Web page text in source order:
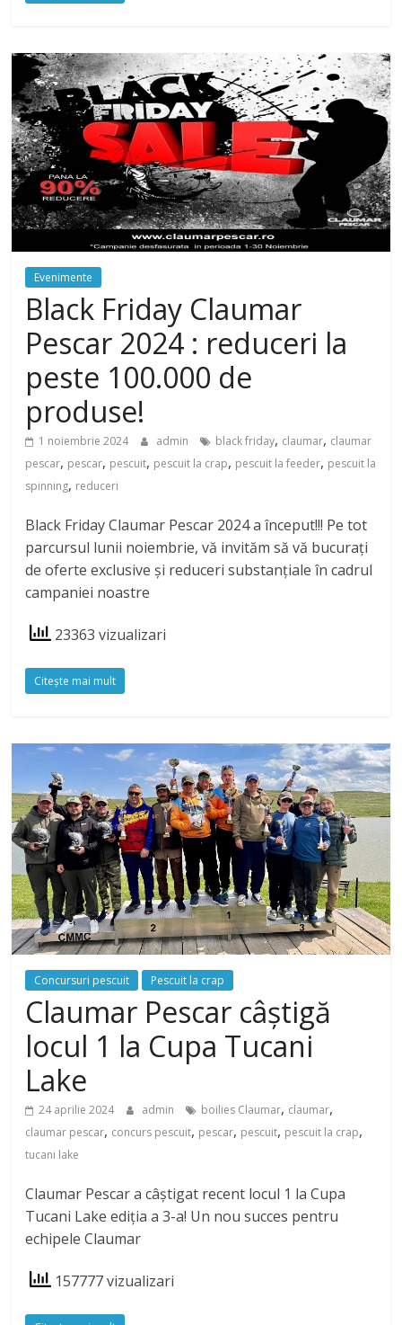
Evenimente
Black Friday Claumar
Pescar 2024 : reduceri la
peste 100.000 de
produse!
1 noiembrie 2024 admin black friday, claumar, claumar
pescar, pescar, pescuit, pescuit la crap, pescuit la feeder, pescuit la
spinning, reduceri
Black Friday Claumar Pescar 2024 a început!!! Pe tot
parcursul lunii noiembrie, vă invităm să vă bucurați
de oferte exclusive și reduceri substanțiale în cadrul
campaniei noastre
23363 vizualizari
Citeşte mai mult
Concursuri pescuit Pescuit la crap
Claumar Pescar câștigă
locul 1 la Cupa Tucani
Lake
24 aprilie 2024 admin boilies Claumar, claumar,
claumar pescar, concurs pescuit, pescar, pescuit, pescuit la crap,
tucani lake
Claumar Pescar a câștigat recent locul 1 la Cupa
Tucani Lake ediția a 3-a! Un nou succes pentru
echipele Claumar
157777 vizualizari